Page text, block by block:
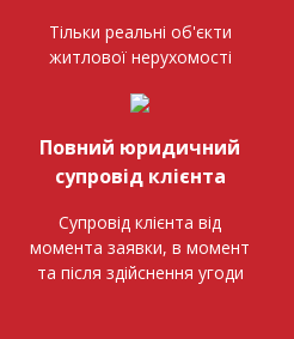
Тільки реальні об'єкти
житлової нерухомості
Повний юридичний
супровід клієнта
Супровід клієнта від
момента заявки, в момент
та після здійснення угоди